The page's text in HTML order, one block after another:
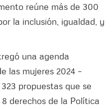
reúne más de 300
la inclusión, igualdad, y
una agenda
las mujeres 2024 –
propuestas que se
derechos de la Política